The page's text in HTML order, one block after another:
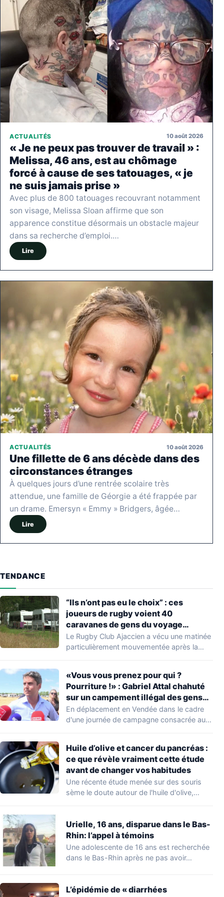
ACTUALITÉS 10 août 2026
« Je ne peux pas trouver de travail » :
Melissa, 46 ans, est au chômage
forcé à cause de ses tatouages, « je
ne suis jamais prise »
Avec plus de 800 tatouages recouvrant notamment
son visage, Melissa Sloan affirme que son
apparence constitue désormais un obstacle majeur
dans sa recherche d’emploi.…
Lire
ACTUALITÉS 10 août 2026
Une fillette de 6 ans décède dans des
circonstances étranges
À quelques jours d’une rentrée scolaire très
attendue, une famille de Géorgie a été frappée par
un drame. Emersyn « Emmy » Bridgers, âgée…
Lire
TENDANCE
“Ils n’ont pas eu le choix” : ces
joueurs de rugby voient 40
caravanes de gens du voyage
s’installer dans leur stade, ils les
délogent en moins d’1 heure
Le Rugby Club Ajaccien a vécu une matinée
particulièrement mouvementée après la
«Vous vous prenez pour qui ?
Pourriture !» : Gabriel Attal chahuté
sur un campement illégal des gens
du voyage
En déplacement en Vendée dans le cadre
d'une journée de campagne consacrée aux
Huile d’olive et cancer du pancréas :
ce que révèle vraiment cette étude
avant de changer vos habitudes
Une récente étude menée sur des souris
sème le doute autour de l'huile d'olive,…
Urielle, 16 ans, disparue dans le Bas-
Rhin: l’appel à témoins
Une adolescente de 16 ans est recherchée
dans le Bas-Rhin après ne pas avoir…
L’épidémie de « diarrhées